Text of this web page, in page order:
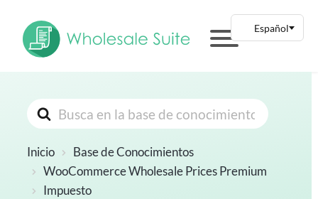
Buscar
Inicio
Base de Conocimientos
WooCommerce Wholesale Prices Premium
Impuesto